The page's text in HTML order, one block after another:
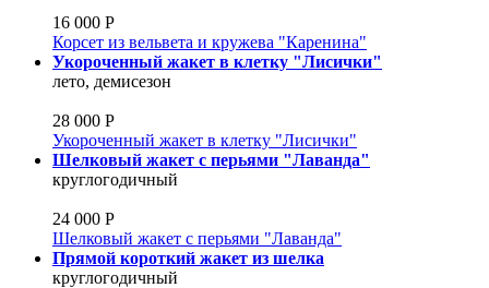
16 000 Р
Корсет из вельвета и кружева "Каренина"
Укороченный жакет в клетку "Лисички"
лето, демисезон
28 000 Р
Укороченный жакет в клетку "Лисички"
Шелковый жакет с перьями "Лаванда"
круглогодичный
24 000 Р
Шелковый жакет с перьями "Лаванда"
Прямой короткий жакет из шелка
круглогодичный